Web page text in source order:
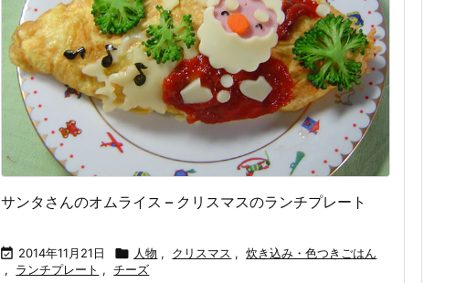
サンタさんのオムライス – クリスマスのランチプレート
 2014年11月21日  人物 , クリスマス , 炊き込み・色つきごはん
,
ランチプレート , チーズ